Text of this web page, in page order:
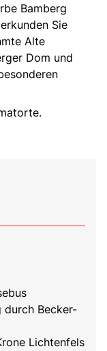
Bamberg
Sie
Alte
Dom und
durch Becker-
Lichtenfels